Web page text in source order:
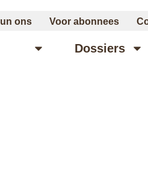
ons Voor abonnees
Dossiers